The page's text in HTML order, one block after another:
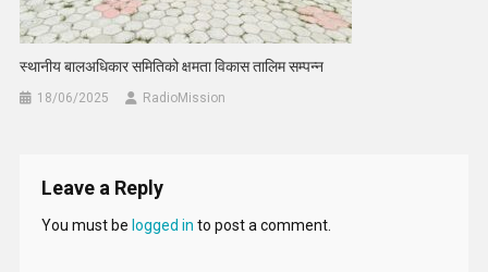
स्थानीय बालअधिकार समितिको क्षमता विकास तालिम सम्पन्न
18/06/2025 RadioMission
Leave a Reply
You must be logged in to post a comment.